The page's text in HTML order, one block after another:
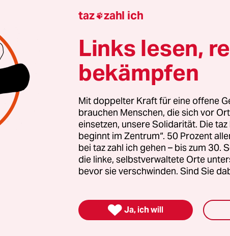
scheuen klare Meinungen. Doch dass sie auch
die inzwischen legendären diplomatischen
Wikileaks Ende 2010 veröffentlicht hat.
internen Dokumente beweisen, dass
durchaus die Fähigkeit haben,
sagen. Auch wenn es um Politiker in den
arbeiten.
taz zahl ich
Links lesen,
bekämpfen
Mit doppelter Kraft für eine offene
brauchen Menschen, die sich vor
einsetzen, unsere Solidarität. Die
beginnt im Zentrum“. 50 Prozent
bei taz zahl ich gehen – bis zum 30.
die linke, selbstverwaltete Orte
bevor sie verschwinden. Sind Sie
 Ja, ich will